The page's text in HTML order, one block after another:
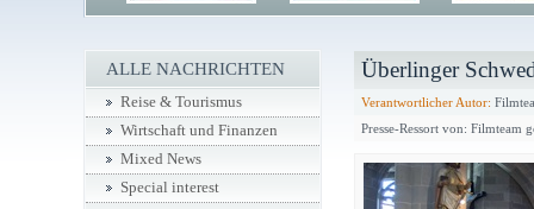
Überlinger
Verantwortlicher Autor:
Presse-Ressort von: Filmteam
ALLE NACHRICHTEN
Reise & Tourismus
Wirtschaft und Finanzen
Mixed News
Special interest